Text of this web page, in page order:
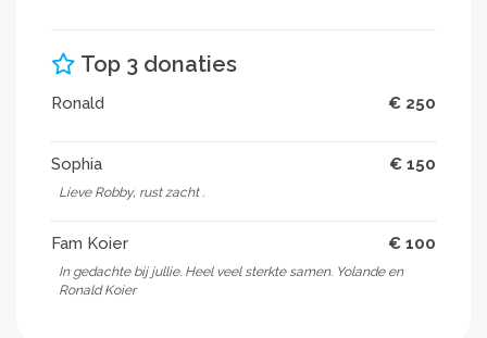
Top 3 donaties
Ronald € 250
Sophia € 150
Lieve Robby, rust zacht .
Fam Koier € 100
In gedachte bij jullie. Heel veel sterkte samen. Yolande en
Ronald Koier